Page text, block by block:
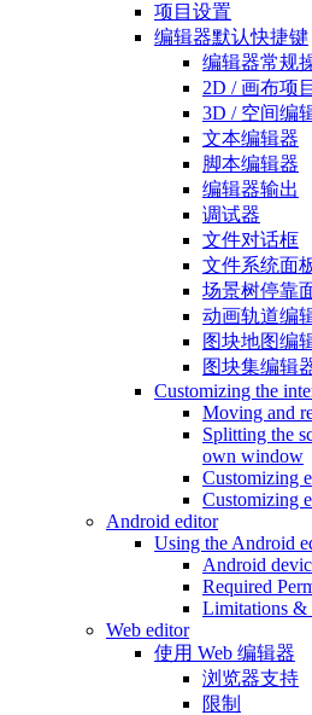
项目设置
编辑器默认快捷键
编辑器常规
2D / 画布项
3D / 空间编
文本编辑器
脚本编辑器
编辑器输出
调试器
文件对话框
文件系统面
场景树停靠
动画轨道编
图块地图编
图块集编辑
Customizing the
Moving and
Splitting the
own window
Customizing
Customizing
Android editor
Using the Android
Android
Required
Limitations &
Web editor
使用 Web 编辑器
浏览器支持
限制